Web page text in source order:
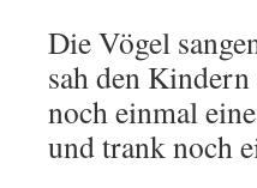
Die Vögel
sah den
noch einmal
und trank noch